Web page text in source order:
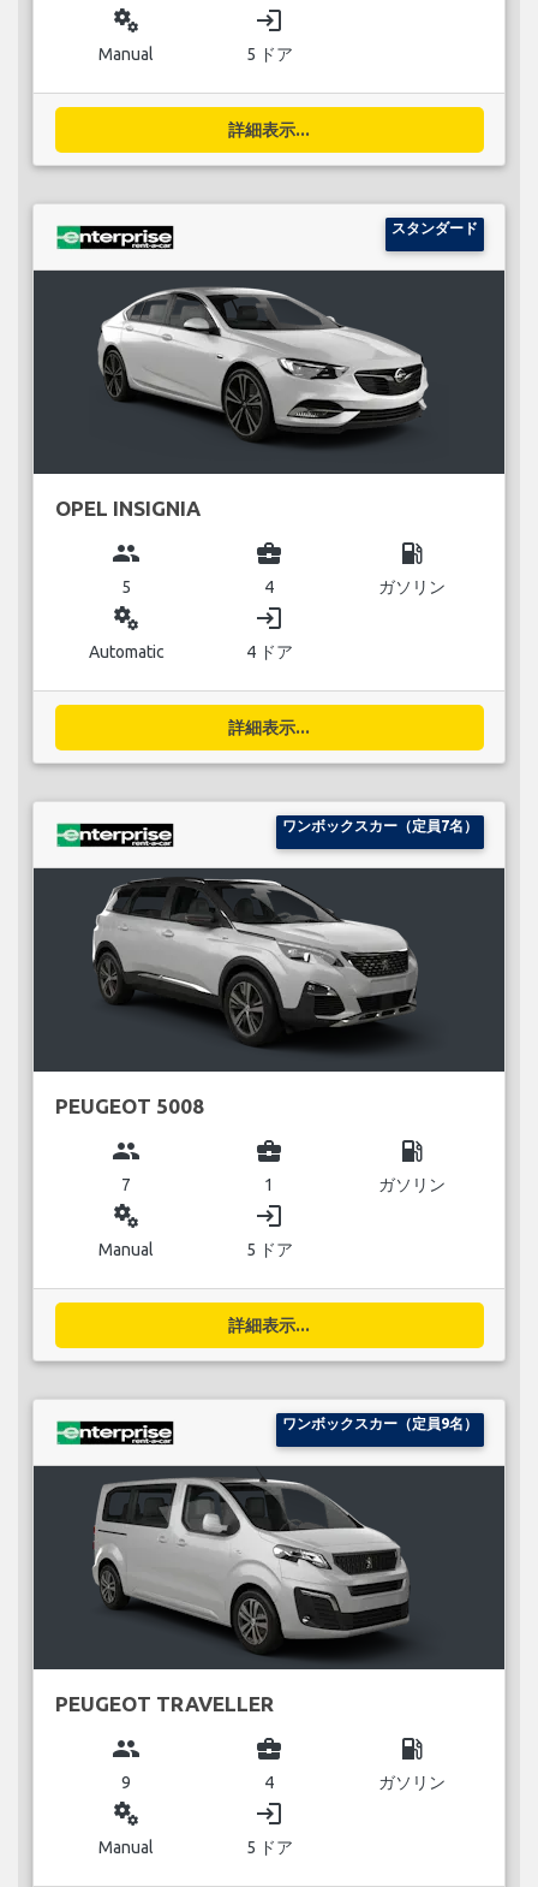
miscellaneous_services
Manual
login
5 ドア
詳細表示...
スタンダード
OPEL INSIGNIA
group
5
business_center
4
local_gas_station
ガソリン
miscellaneous_services
Automatic
login
4 ドア
詳細表示...
ワンボックスカー（定員7名）
PEUGEOT 5008
group
7
business_center
1
local_gas_station
ガソリン
miscellaneous_services
Manual
login
5 ドア
詳細表示...
ワンボックスカー（定員9名）
PEUGEOT TRAVELLER
group
9
business_center
4
local_gas_station
ガソリン
miscellaneous_services
Manual
login
5 ドア